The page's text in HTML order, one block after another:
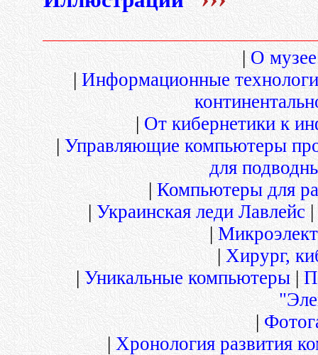
| О
| Информационные
| От кибернетики к
| Управляющие компьютеры
для
| Компьютеры для
| Украинская леди Лавлейс |
|
| Хирург,
| Уникальные компьютеры|
|
| Хронология развития